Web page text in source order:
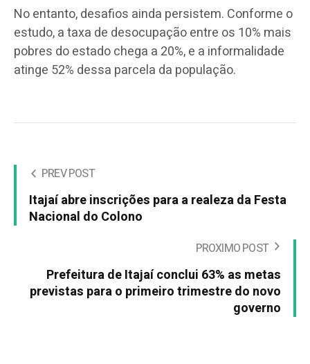
No entanto, desafios ainda persistem. Conforme o
estudo, a taxa de desocupação entre os 10% mais
pobres do estado chega a 20%, e a informalidade
atinge 52% dessa parcela da população.
PREV POST
Itajaí abre inscrições para a realeza da Festa
Nacional do Colono
PROXIMO POST
Prefeitura de Itajaí conclui 63% as metas
previstas para o primeiro trimestre do novo
governo